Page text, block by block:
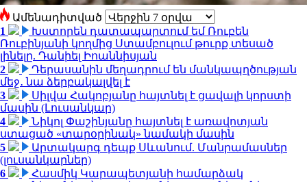
Ամենադիտված
1
Խստորեն դատապարտում եմ Ռուբեն
Ռուբինյանի կողմից Ստամբուլում թուրք տեսած
լինելը. Դանիել Իոաննիսյան
2
Դերասանին մեղադրում են մանկապղծության
մեջ․ նա ձերբակալվել է
3
Սիլվա Հակոբյանը հայտնել է ցավալի կորստի
մասին (Լուսանկար)
4
Նիկոլ Փաշինյանը հայտնել է առավոտյան
ստացած «տարօրինակ» նամակի մասին
5
Արտակարգ դեպք Սևանում. Մանրամասներ
(լուսանկարներ)
6
Հասմիկ Կարապետյանի համարձակ